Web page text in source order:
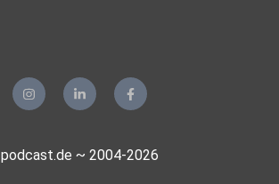
podcast.de ~ 2004-2026